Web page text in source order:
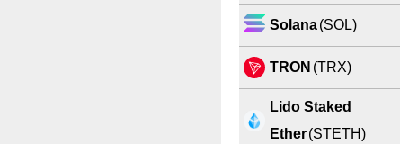
Solana(SOL)
TRON (TRX)
Lido Staked
Ether(STETH)